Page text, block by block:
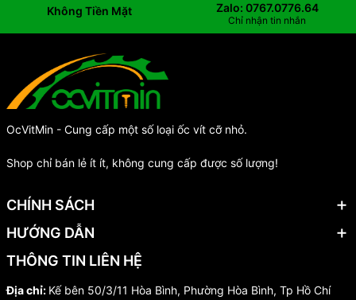
Không Tiền Mặt Zalo: 0767.0776.64
Chỉ nhận tin nhắn
OcVitMin - Cung cấp một số loại ốc vít cỡ nhỏ.
Shop chỉ bán lẻ ít ít, không cung cấp được số lượng!
CHÍNH SÁCH
HƯỚNG DẪN
THÔNG TIN LIÊN HỆ
Địa chỉ: Kế bên 50/3/11 Hòa Bình, Phường Hòa Bình, Tp Hồ Chí